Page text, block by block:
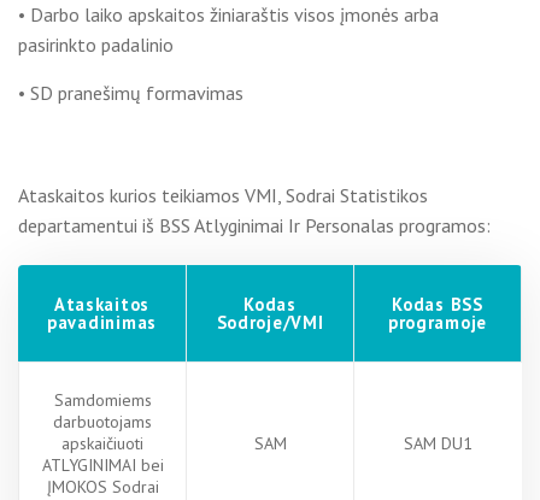
• Darbo laiko apskaitos žiniaraštis visos įmonės arba
pasirinkto padalinio
• SD pranešimų formavimas
Ataskaitos kurios teikiamos VMI, Sodrai Statistikos
departamentui iš BSS Atlyginimai Ir Personalas programos:
Ataskaitos
pavadinimas
Kodas
Sodroje/VMI
Kodas BSS
programoje
Samdomiems
darbuotojams
apskaičiuoti
ATLYGINIMAI bei
ĮMOKOS Sodrai
SAM SAM DU1